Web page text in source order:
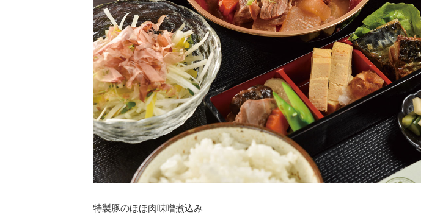
特製豚のほほ肉味噌煮込み